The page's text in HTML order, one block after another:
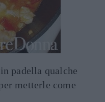
padella qualche
metterle come